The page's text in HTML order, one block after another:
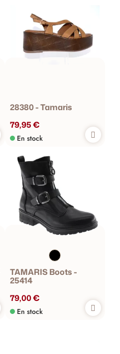
28380 - Tamaris
79,95 €
En stock
TAMARIS Boots -
25414
79,00 €
En stock